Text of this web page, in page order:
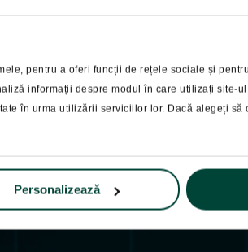
pentru a oferi funcții de rețele sociale și
informații despre modul în care utilizați site-
în urma utilizării serviciilor lor. Dacă alegeți
Personalizează
Pastila Financiara